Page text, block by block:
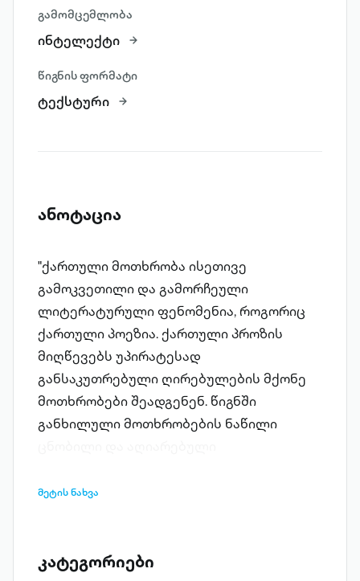
გამომცემლობა
ინტელექტი
წიგნის ფორმატი
ტექსტური
ანოტაცია
"ქართული მოთხრობა ისეთივე
გამოკვეთილი და გამორჩეული
ლიტერატურული ფენომენია, როგორიც
ქართული პოეზია. ქართული პროზის
მიღწევებს უპირატესად
განსაკუთრებული ღირებულების მქონე
მოთხრობები შეადგენენ. წიგნში
განხილული მოთხრობების ნაწილი
მათი ინდივიდუალიზებული წაკითხვის
აქტუალიზებული და დაფასებული,
მეტის ნახვა
კატეგორიები